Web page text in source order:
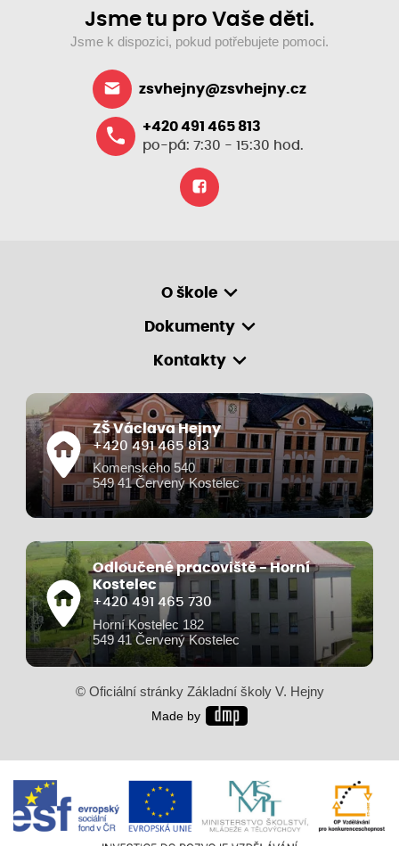
Jsme tu pro Vaše děti.
Jsme k dispozici, pokud potřebujete pomoci.
zsvhejny@zsvhejny.cz
+420 491 465 813
po-pá: 7:30 - 15:30 hod.
O škole
Dokumenty
Kontakty
ZŠ Václava Hejny
+420 491 465 813
Komenského 540
549 41 Červený Kostelec
Odloučené pracoviště - Horní
Kostelec
+420 491 465 730
Horní Kostelec 182
549 41 Červený Kostelec
© Oficiální stránky Základní školy V. Hejny
Made by